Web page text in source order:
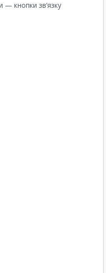
— кнопки зв’язку